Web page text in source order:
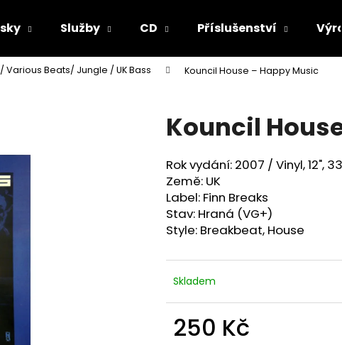
Služby CD Příslušenství
Beats/ Jungle / UK Bass Kouncil House ‎– Happy Music
Kouncil
Rok vydání: 2007 / Vinyl, 12",
Země: UK
Label: Finn Breaks
Stav: Hraná (VG+)
Style: Breakbeat, House
Skladem
250 Kč
Co potřebujete najít?
HLEDAT